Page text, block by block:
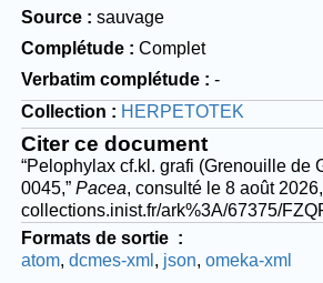
Source
sauvage
Complétude
Complet
Verbatim complétude
-
Collection
HERPETOTEK
Citer ce document
“Pelophylax cf.kl. grafi (Grenouille de
0045,” Pacea, consulté le 8 août 2026,
collections.inist.fr/ark%3A/67375/
Formats de sortie
atom dcmes-xml json omeka-xml